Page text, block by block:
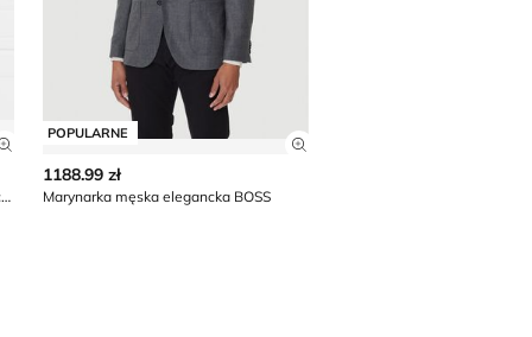
Zobacz szczegóły produktu
Marynarka męska na wiosnę Oscar Jacobson
POPULARNE
Zobacz szczegóły
1188.99 zł
Marynarka męska elegancka BOSS